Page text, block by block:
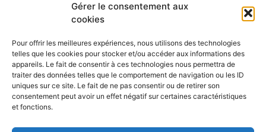
Gérer le consentement aux
cookies
Pour offrir les meilleures expériences, nous utilisons des technologies
telles que les cookies pour stocker et/ou accéder aux informations des
appareils. Le fait de consentir à ces technologies nous permettra de
traiter des données telles que le comportement de navigation ou les ID
uniques sur ce site. Le fait de ne pas consentir ou de retirer son
consentement peut avoir un effet négatif sur certaines caractéristiques
et fonctions.
Contactez-nous
Qui sommes-nous
Blog